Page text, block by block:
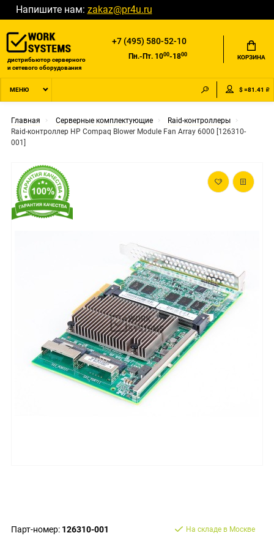
Напишите нам: zakaz@pr4u.ru
дистрибьютор серверного
и сетевого оборудования
+7 (495) 580-52-10
Пн.-Пт. 1000-1800 КОРЗИНА
МЕНЮ $ =81.41 ₽
Главная Серверные комплектующие
Raid-контроллеры
Raid-контроллер HP Compaq Blower Module Fan Array 6000 [126310-
001]
Парт-номер: 126310-001 На складе в Москве